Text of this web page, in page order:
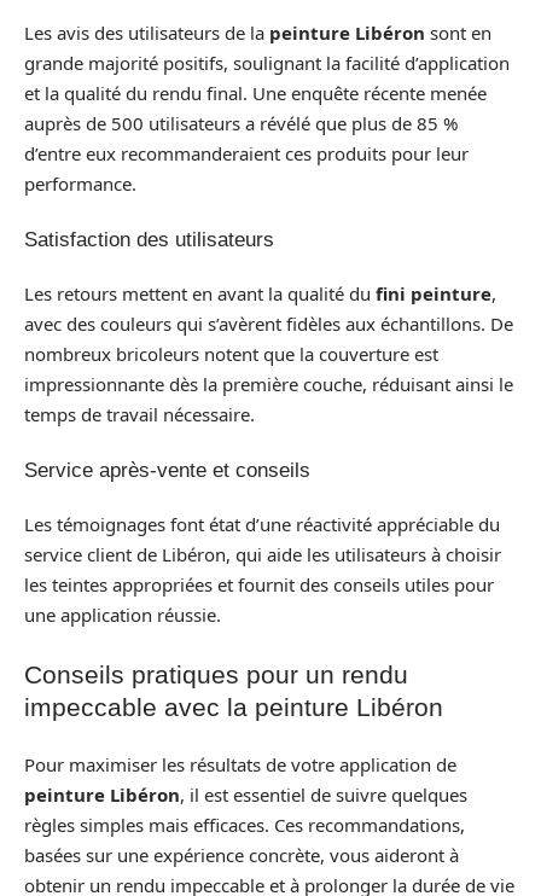
Les avis des utilisateurs de la peinture Libéron sont en
grande majorité positifs, soulignant la facilité d’application
et la qualité du rendu final. Une enquête récente menée
auprès de 500 utilisateurs a révélé que plus de 85 %
d’entre eux recommanderaient ces produits pour leur
performance.
Satisfaction des utilisateurs
Les retours mettent en avant la qualité du fini peinture,
avec des couleurs qui s’avèrent fidèles aux échantillons. De
nombreux bricoleurs notent que la couverture est
impressionnante dès la première couche, réduisant ainsi le
temps de travail nécessaire.
Service après-vente et conseils
Les témoignages font état d’une réactivité appréciable du
service client de Libéron, qui aide les utilisateurs à choisir
les teintes appropriées et fournit des conseils utiles pour
une application réussie.
Conseils pratiques pour un rendu
impeccable avec la peinture Libéron
Pour maximiser les résultats de votre application de
peinture Libéron, il est essentiel de suivre quelques
règles simples mais efficaces. Ces recommandations,
basées sur une expérience concrète, vous aideront à
obtenir un rendu impeccable et à prolonger la durée de vie